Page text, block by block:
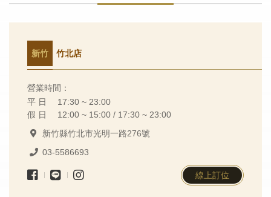
新竹 竹北店
營業時間：
平 日
17:30 ~ 23:00
假 日
12:00 ~ 15:00 / 17:30 ~ 23:00
新竹縣竹北市光明一路276號
03-5586693
線上訂位